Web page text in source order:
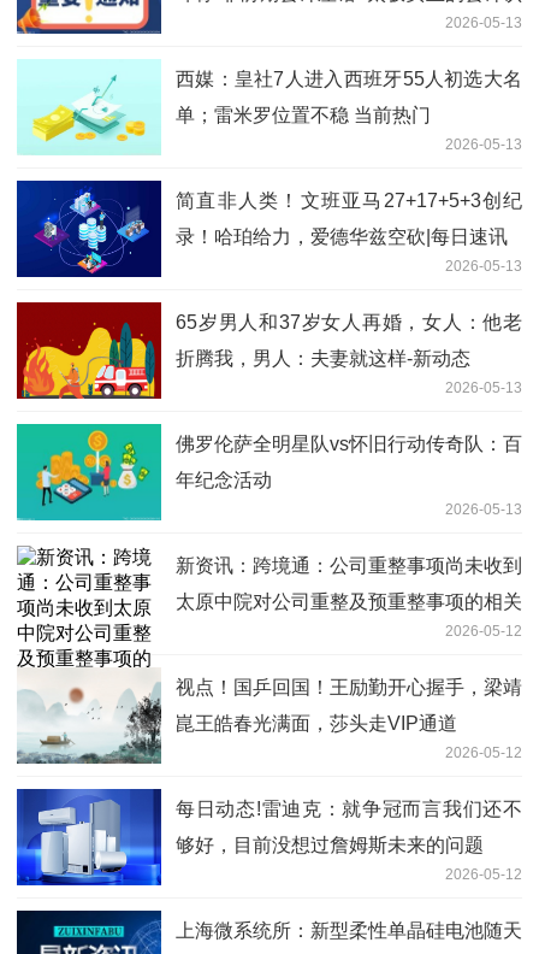
2026-05-13
西媒：皇社7人进入西班牙55人初选大名
单；雷米罗位置不稳 当前热门
2026-05-13
简直非人类！文班亚马27+17+5+3创纪
录！哈珀给力，爱德华兹空砍|每日速讯
2026-05-13
65岁男人和37岁女人再婚，女人：他老
折腾我，男人：夫妻就这样-新动态
2026-05-13
佛罗伦萨全明星队vs怀旧行动传奇队：百
年纪念活动
2026-05-13
新资讯：跨境通：公司重整事项尚未收到
太原中院对公司重整及预重整事项的相关
2026-05-12
视点！国乒回国！王励勤开心握手，梁靖
崑王皓春光满面，莎头走VIP通道
2026-05-12
每日动态!雷迪克：就争冠而言我们还不
够好，目前没想过詹姆斯未来的问题
2026-05-12
上海微系统所：新型柔性单晶硅电池随天